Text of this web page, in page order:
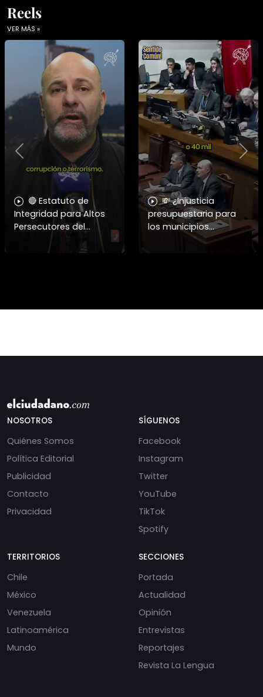
Reels
VER MÁS »
🔴 Estatuto de
Integridad para Altos
Persecutores del
analista Patricio Mery
💸 ¿Injusticia
presupuestaria para
los municipios
golpeados? El alcalde
Previous
NOSOTROS
Quiénes Somos
Política Editorial
Publicidad
Contacto
Privacidad
SÍGUENOS
Facebook
Instagram
Twitter
YouTube
TikTok
Spotify
TERRITORIOS
Chile
México
Venezuela
Latinoamérica
Mundo
SECCIONES
Portada
Actualidad
Opinión
Entrevistas
Reportajes
Revista La Lengua